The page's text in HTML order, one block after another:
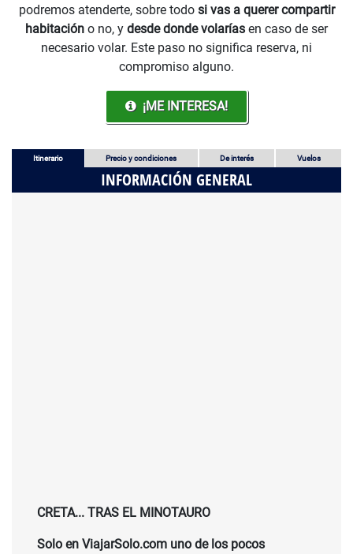
podremos atenderte, sobre todo si vas a querer compartir
habitación o no, y desde donde volarías en caso de ser
necesario volar. Este paso no significa reserva, ni
compromiso alguno.
¡ME INTERESA!
Itinerario Precio y condiciones De interés Vuelos
INFORMACIÓN GENERAL
CRETA... TRAS EL MINOTAURO
Solo en ViajarSolo.com uno de los pocos